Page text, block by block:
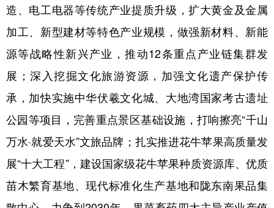
造、电工电器等传统产业提质升级，扩大黄金及金属
加工、新型建材等特色产业规模，做强新材料、新能
源等战略性新兴产业，推动12条重点产业链集群发
展；深入挖掘文化旅游资源，加强文化遗产保护传
承，加快实施中华伏羲文化城、大地湾国家考古遗址
公园等项目，完善重点景区基础设施，打响擦亮“千山
万水·就爱天水”文旅品牌；扎实推进花牛苹果高质量发
展“十大工程”，建设国家级花牛苹果种质资源库、优质
苗木繁育基地、现代标准化生产基地和陇东南果品集